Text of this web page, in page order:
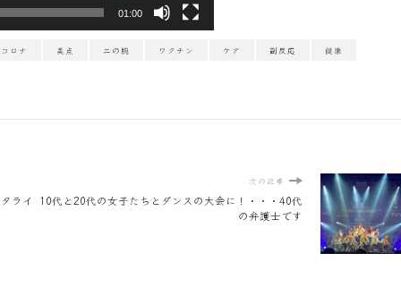
01:00
コロナ 美点 二の腕 ワクチン ケア 副反応 健康
ライ
次の記事
10代と20代の女子たちとダンスの大会に！・・・40代
の弁護士です